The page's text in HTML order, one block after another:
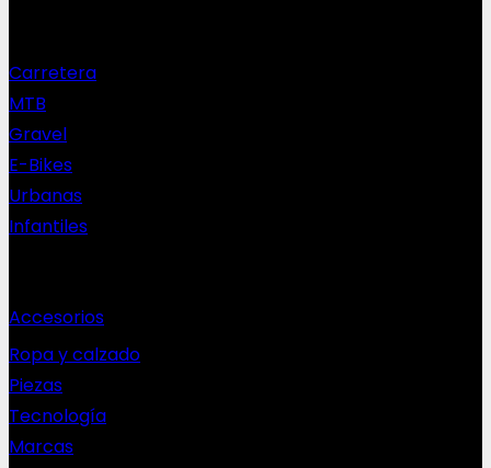
Carretera
MTB
Gravel
E-Bikes
Urbanas
Infantiles
Accesorios
Ropa y calzado
Piezas
Tecnología
Marcas